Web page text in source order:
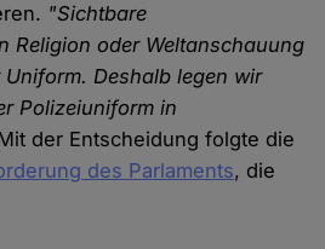
"Sichtbare
Religion oder Weltanschauung
Deshalb legen wir
Polizeiuniform in
der Entscheidung folgte die
des Parlaments, die